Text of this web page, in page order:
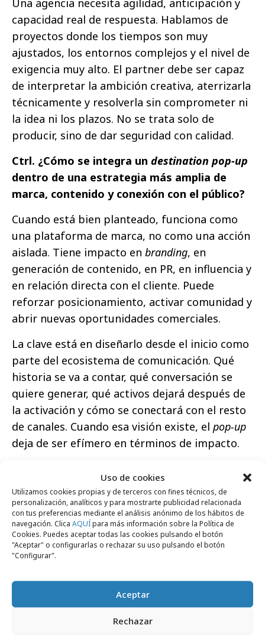
Uso de cookies
Utilizamos cookies propias y de terceros con fines técnicos, de
personalización, analíticos y para mostrarte publicidad relacionada
con tus preferencias mediante el análisis anónimo de los hábitos de
navegación. Clica AQUÍpara más información sobre la Política de
Cookies. Puedes aceptar todas las cookies pulsando el botón
"Aceptar" o configurarlas o rechazar su uso pulsando el botón
"Configurar".
Aceptar
Rechazar
capacidad real de respuesta. Hablamos de
proyectos donde los tiempos son muy
ajustados, los entornos complejos y el nivel de
exigencia muy alto. El partner debe ser capaz
de interpretar la ambición creativa, aterrizarla
técnicamente y resolverla sin comprometer ni
la idea ni los plazos. No se trata solo de
producir, sino de dar seguridad con calidad.
Ctrl. ¿Cómo se integra un destination pop-up
dentro de una estrategia más amplia de
marca, contenido y conexión con el público?
Cuando está bien planteado, funciona como
una plataforma de marca, no como una acción
aislada. Tiene impacto en branding, en
generación de contenido, en PR, en influencia y
en relación directa con el cliente. Puede
reforzar posicionamiento, activar comunidad y
abrir nuevas oportunidades comerciales.
La clave está en diseñarlo desde el inicio como
parte del ecosistema de comunicación. Qué
historia se va a contar, qué conversación se
quiere generar, qué activos dejará después de
la activación y cómo se conectará con el resto
de canales. Cuando esa visión existe, el pop-up
deja de ser efímero en términos de impacto.
creativa llegue a ejecutarse con agilidad y
sin perder calidad?
Trabajamos desde una lógica de integración:
estrategia, producción e instalación no pueden
funcionar como bloques separados. Cuanto
Nuestra metodología X360 está diseñada